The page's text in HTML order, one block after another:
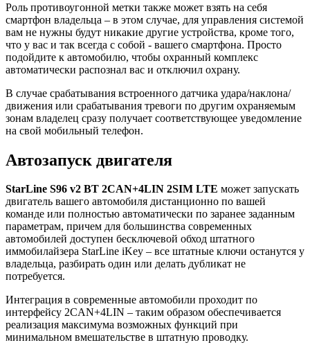
Роль противоугонной метки также может взять на себя
смартфон владельца – в этом случае, для управления системой
вам не нужны будут никакие другие устройства, кроме того,
что у вас и так всегда с собой - вашего смартфона. Просто
подойдите к автомобилю, чтобы охранный комплекс
автоматически распознал вас и отключил охрану.
В случае срабатывания встроенного датчика удара/наклона/
движения или срабатывания тревоги по другим охраняемым
зонам владелец сразу получает соответствующее уведомление
на свой мобильный телефон.
Автозапуск двигателя
StarLine S96 v2 BT 2CAN+4LIN 2SIM LTE может запускать
двигатель вашего автомобиля дистанционно по вашей
команде или полностью автоматически по заранее заданным
параметрам, причем для большинства современных
автомобилей доступен бесключевой обход штатного
иммобилайзера StarLine iKey – все штатные ключи останутся у
владельца, разбирать один или делать дубликат не
потребуется.
Интеграция в современные автомобили проходит по
интерфейсу 2CAN+4LIN – таким образом обеспечивается
реализация максимума возможных функций при
минимальном вмешательстве в штатную проводку.